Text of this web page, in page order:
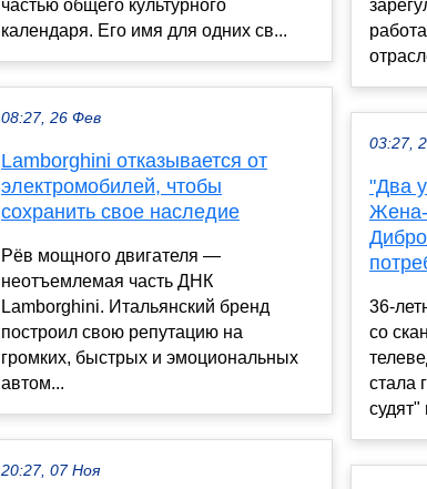
частью общего культурного
календаря. Его имя для одних св...
08:27, 26 Фев
Lamborghini отказывается от
электромобилей, чтобы
сохранить свое наследие
Рёв мощного двигателя —
неотъемлемая часть ДНК
Lamborghini. Итальянский бренд
построил свою репутацию на
громких, быстрых и эмоциональных
автом...
20:27, 07 Ноя
03:27,
"Два
36-
со
стала
судят"